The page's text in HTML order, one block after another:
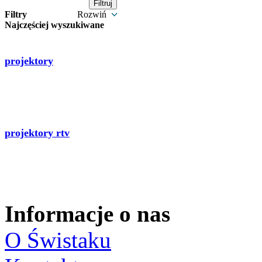
Filtry
Rozwiń
Najczęściej wyszukiwane
projektory
projektory rtv
Informacje o nas
O Świstaku